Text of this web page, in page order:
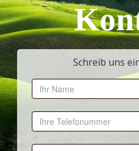
Schreib uns